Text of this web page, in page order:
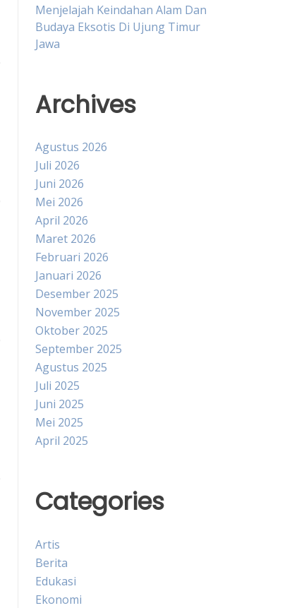
Menjelajah Keindahan Alam Dan
Budaya Eksotis Di Ujung Timur
Jawa
Archives
Agustus 2026
Juli 2026
Juni 2026
Mei 2026
April 2026
Maret 2026
Februari 2026
Januari 2026
Desember 2025
November 2025
Oktober 2025
September 2025
Agustus 2025
Juli 2025
Juni 2025
Mei 2025
April 2025
Categories
Artis
Berita
Edukasi
Ekonomi